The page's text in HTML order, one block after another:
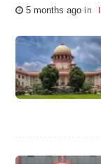
5 months ago